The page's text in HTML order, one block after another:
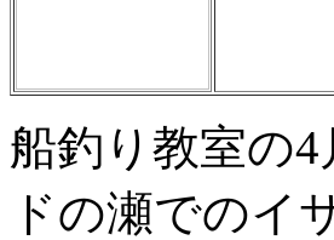
船釣り教室の
ドの瀬でのイ